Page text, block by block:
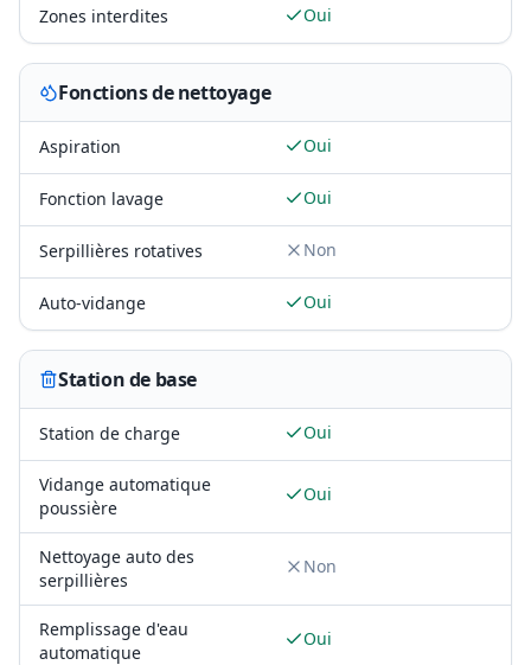
Zones interdites Oui
Fonctions de nettoyage
Aspiration Oui
Fonction lavage Oui
Serpillières rotatives Non
Auto-vidange Oui
Station de base
Station de charge Oui
Vidange automatique
poussière
Oui
Nettoyage auto des
serpillières
Non
Remplissage d'eau
automatique
Oui